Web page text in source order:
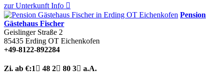
zur Unterkunft Info 
Pension
Gästehaus Fischer
Geislinger Straße 2
85435 Erding OT Eichenkofen
+49-8122-892284
Zi. ab €:1  48 2 80 3 a.A.